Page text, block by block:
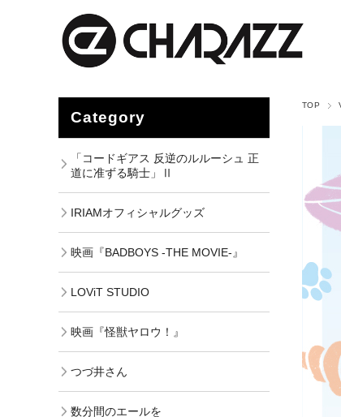
TOP
Category
「コードギアス 反逆のルルーシュ 正
道に准ずる騎士」Ⅱ
IRIAMオフィシャルグッズ
映画『BADBOYS -THE MOVIE-』
LOViT STUDIO
映画『怪獣ヤロウ！』
つづ井さん
数分間のエールを